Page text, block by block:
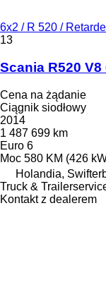
6x2 / R 520 /
13
Scania R520 V8
Cena na żądanie
Ciągnik siodłowy
2014
1 487 699 km
Euro 6
Moc 580 KM (426
Holandia,
Truck &
Kontakt z dealerem